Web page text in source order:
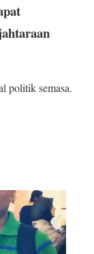
politik semasa.